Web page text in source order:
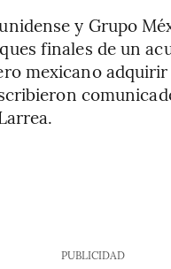
y Grupo
finales de un
mexicano adquirir
PUBLICIDAD